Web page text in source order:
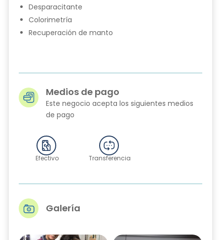
Desparacitante
Colorimetría
Recuperación de manto
Medios de pago
Este negocio acepta los siguientes medios
de pago
Efectivo Transferencia
Galería